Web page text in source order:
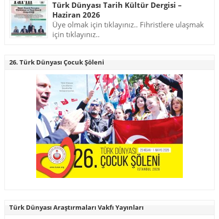
Türk Dünyası Tarih Kültür Dergisi –
Haziran 2026
Üye olmak için tıklayınız.. Fihristlere ulaşmak
için tıklayınız..
26. Türk Dünyası Çocuk Şöleni
Türk Dünyası Araştırmaları Vakfı Yayınları